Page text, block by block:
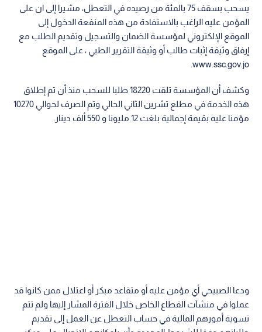
يسحب بسقف 75 بالمئة من رصيده في التعطل، مشيرا إلى ان على
المؤمن عليه الراغب بالاستفادة من هذه المنفعة الدخول إلى
الموقع الإلكتروني لمؤسسة الضمان والتسجيل وتقديم الطلب مع
إرفاق وثيقة إثبات طالب أو وثيقة التقرير الطبي ، على الموقع
www.ssc.gov.jo.
وكشف أن المؤسسة تلقت 18220 طلبا للسحب منذ أن تم إطلاق
هذه الخدمة في مطلع تشرين الثاني الحالي وتم الصرف لحوالي 10270
مؤمنا عليه بقيمة إجمالية بلغت 12 مليونا و 550 ألف دينار.
ودعا الصبيحي أي مؤمن عليه أو متقاعد مبكر أو اعتلال ممن كانوا قد
عملوا في منشآت القطاع الخاص خلال الفترة المشار إليها ولم تتم
تسوية أمورهم المالية في حساب التعطل عن العمل إلى تقديم